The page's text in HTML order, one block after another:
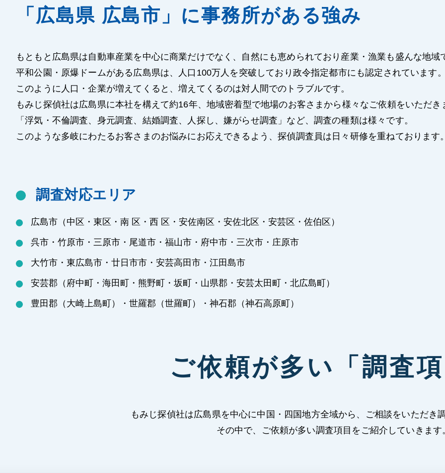
「広島県 広島市」に事務所がある強み
もともと広島県は自動車産業を中心に商業だけでなく、自然にも恵められており産業・漁業も盛んな地域
平和公園・原爆ドームがある広島県は、人口100万人を突破しており政令指定都市にも認定されています
このように人口・企業が増えてくると、増えてくるのは対人間でのトラブルです。
もみじ探偵社は広島県に本社を構えて約16年、地域密着型で地場のお客さまから様々なご依頼をいただき
「浮気・不倫調査、身元調査、結婚調査、人探し、嫌がらせ調査」など、調査の種類は様々です。
このような多岐にわたるお客さまのお悩みにお応えできるよう、探偵調査員は日々研修を重ねております
調査対応エリア
広島市（中区・東区・南 区・西 区・安佐南区・安佐北区・安芸区・佐伯区）
呉市・竹原市・三原市・尾道市・福山市・府中市・三次市・庄原市
大竹市・東広島市・廿日市市・安芸高田市・江田島市
安芸郡（府中町・海田町・熊野町・坂町・山県郡・安芸太田町・北広島町）
豊田郡（大崎上島町）・世羅郡（世羅町）・神石郡（神石高原町）
ご依頼が多い「調査
もみじ探偵社は広島県を中心に中国・四国地方全域から、ご相談をいただき
その中で、ご依頼が多い調査項目をご紹介していきます